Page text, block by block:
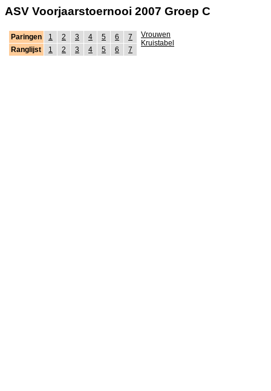
ASV Voorjaarstoernooi 2007 Groep C
Paringen 1 2 3 4 5 6
7
Ranglijst
1 2 3 4 5 6 7
Vrouwen
Kruistabel